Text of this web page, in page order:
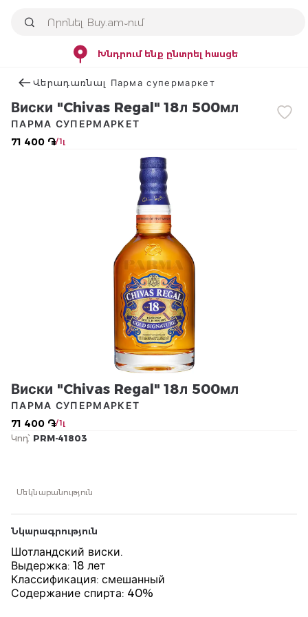
Խնդրում ենք ընտրել հասցե
Վերադառնալ Парма супермаркет
Виски "Chivas Regal" 18л 500мл
71 400 ֏/ 1լ
ПАРМА СУПЕРМАРКЕТ
Виски "Chivas Regal" 18л 500мл
71 400 ֏/ 1լ
ПАРМА СУПЕРМАРКЕТ
Կոդ՝ PRM-41803
Մեկնաբանություն
Նկարագրություն
Шотландский виски.
Выдержка: 18 лет
Классификация: смешанный
Содержание спирта: 40%